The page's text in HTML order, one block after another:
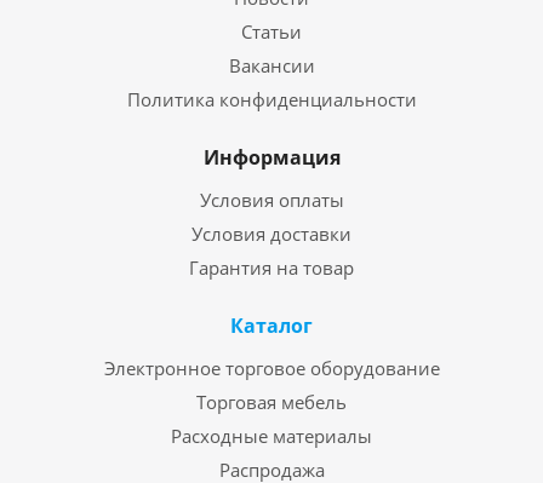
Статьи
Вакансии
Политика конфиденциальности
Информация
Условия оплаты
Условия доставки
Гарантия на товар
Каталог
Электронное торговое оборудование
Торговая мебель
Расходные материалы
Распродажа